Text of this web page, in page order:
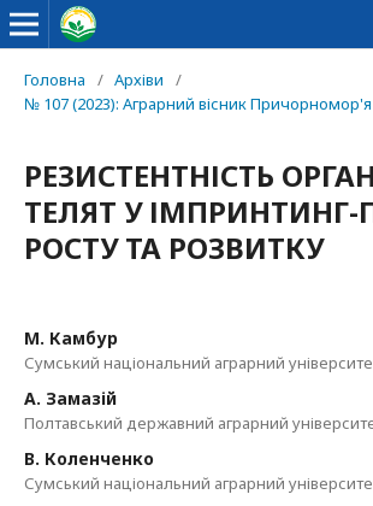
Головна / Архіви
/
№ 107 (2023): Аграрний вісник Причорномор'я
РЕЗИСТЕНТНІСТЬ
ТЕЛЯТ У ІМПРИНТИНГ-
РОСТУ ТА РОЗВИТКУ
М. Камбур
Сумський національний аграрний
А. Замазій
Полтавський державний аграрний
В. Коленченко
Сумський національний аграрний